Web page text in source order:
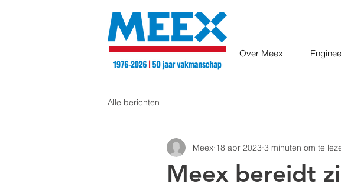
Over Meex
Alle berichten
Meex bereidt
Meex 18 apr 2023 3 minuten om te